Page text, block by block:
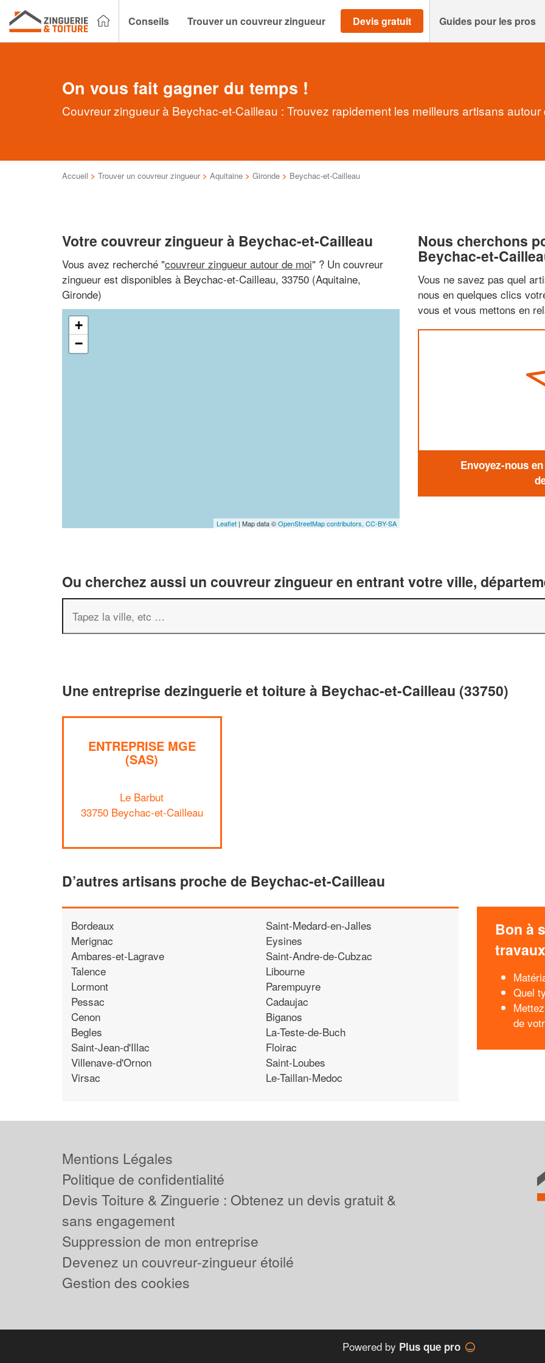
Conseils Trouver un couvreur zingueur Devis gratuit Guides pour les pros
On vous fait gagner du temps !
Couvreur zingueur à Beychac-et-Cailleau : Trouvez rapidement les meilleurs artisans autour
Accueil > Trouver un couvreur zingueur > Aquitaine > Gironde > Beychac-et-Cailleau
Votre couvreur zingueur à Beychac-et-Cailleau
Vous avez recherché "couvreur zingueur autour de moi" ? Un couvreur
zingueur est disponibles à Beychac-et-Cailleau, 33750 (Aquitaine,
Gironde)
+
−
Leaflet | Map data ©OpenStreetMap contributors, CC-BY-SA
Nous cherchons
Beychac-et-
Vous ne savez pas quel
nous en quelques clics
vous et vous mettons en
Envoyez-nous
Ou cherchez aussi un couvreur zingueur en entrant votre ville,
Une entreprise dezinguerie et toiture à Beychac-et-Cailleau (33750)
ENTREPRISE MGE
(SAS)
Le Barbut
33750 Beychac-et-Cailleau
D’autres artisans proche de Beychac-et-Cailleau
Bordeaux
Merignac
Ambares-et-Lagrave
Talence
Lormont
Pessac
Cenon
Begles
Saint-Jean-d'Illac
Villenave-d'Ornon
Virsac
Saint-Medard-en-Jalles
Eysines
Saint-Andre-de-Cubzac
Libourne
Parempuyre
Cadaujac
Biganos
La-Teste-de-Buch
Floirac
Saint-Loubes
Le-Taillan-Medoc
Bon à
travaux
Quel
de
Mentions Légales
Politique de confidentialité
Devis Toiture & Zinguerie : Obtenez un devis gratuit &
sans engagement
Suppression de mon entreprise
Devenez un couvreur-zingueur étoilé
Gestion des cookies
Powered by Plus que pro